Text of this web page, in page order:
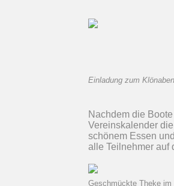
Einladung zum
Nachdem die
Vereinskalender
schönem Essen
alle Teilnehmer auf
Geschmückte Theke im